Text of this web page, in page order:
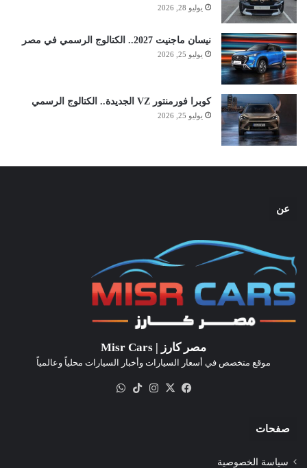
يوليو 28, 2026
نيسان ماجنيت 2027.. الكتالوج الرسمي في مصر
يوليو 25, 2026
كوبرا فورمنتور VZ الجديدة.. الكتالوج الرسمي
يوليو 25, 2026
عن
مصر كارز | Misr Cars
موقع متخصص في أسعار السيارات وأخبار السيارات محلياً وعالمياً
فيسبوك
‫X انستقرام‫TikTok
صفحات
سياسة الخصوصية